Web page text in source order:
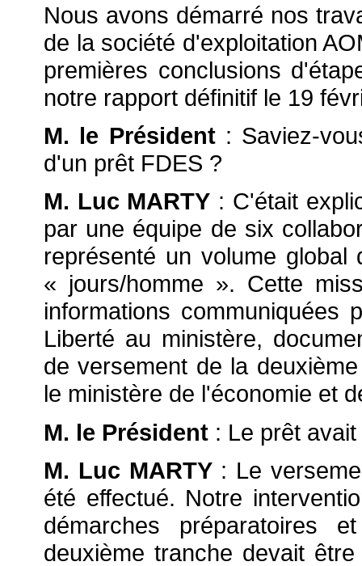
Nous avons démarré nos
de la société d'exploitation
premières conclusions
notre rapport définitif le 19
M. le Président: Saviez-
d'un prêt FDES ?
M. Luc MARTY : C'était
par une équipe de six
représenté un volume
« jours/homme ». Cette
informations communiquées
Liberté au ministère,
de versement de la
le ministère de l'économie et
M. le Président : Le prêt
M. Luc MARTY: Le
été effectué. Notre
démarches préparatoires
deuxième tranche devait